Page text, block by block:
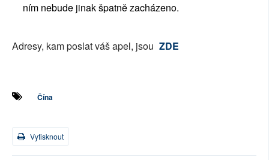
ním nebude jinak špatně zacházeno.
Adresy, kam poslat váš apel, jsou ZDE
Čína
Vytisknout